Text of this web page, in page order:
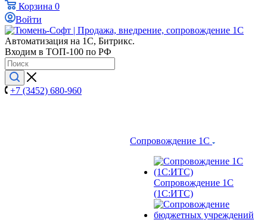
Корзина 0
Войти
Автоматизация на 1С, Битрикс.
Входим в ТОП-100 по РФ
+7 (3452) 680-960
Сопровождение 1С
Сопровождение 1С
(1С:ИТС)